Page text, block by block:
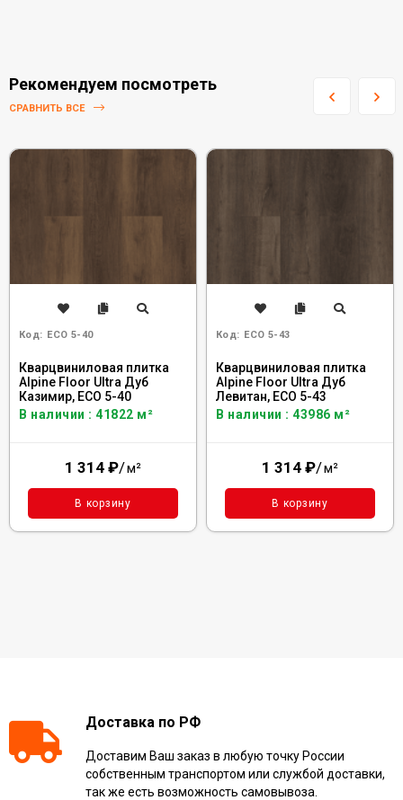
Рекомендуем посмотреть
СРАВНИТЬ ВСЕ
Код: ECO 5-40
Кварцвиниловая плитка
Alpine Floor Ultra Дуб
Казимир, ЕСО 5-40
В наличии : 41822 м²
1 314 ₽/м²
В корзину
Код: ECO 5-43
Кварцвиниловая плитка
Alpine Floor Ultra Дуб
Левитан, ЕСО 5-43
В наличии : 43986 м²
1 314 ₽/м²
В корзину
Доставка по РФ
Доставим Ваш заказ в любую точку России
собственным транспортом или службой доставки,
так же есть возможность самовывоза.